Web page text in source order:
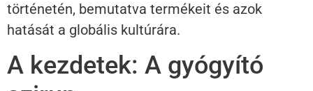
történetén, bemutatva termékeit és azok
hatását a globális kultúrára.
A kezdetek: A gyógyító